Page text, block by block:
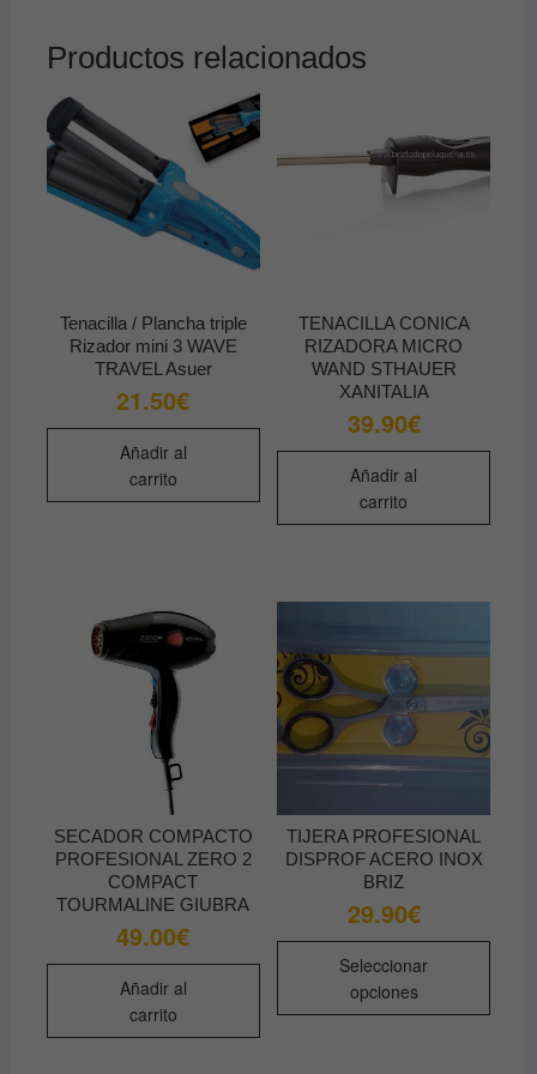
Productos relacionados
Tenacilla / Plancha triple
Rizador mini 3 WAVE
TRAVEL Asuer
21.50€
Añadir al
carrito
TENACILLA CONICA
RIZADORA MICRO
WAND STHAUER
XANITALIA
39.90€
Añadir al
carrito
SECADOR COMPACTO
PROFESIONAL ZERO 2
COMPACT
TOURMALINE GIUBRA
49.00€
Añadir al
carrito
TIJERA PROFESIONAL
DISPROF ACERO INOX
BRIZ
29.90€
Seleccionar
opciones
Este